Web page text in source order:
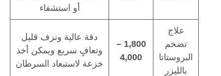
أو استشفاء
علاج
تضخم
البروستاتا
بالليزر
1,800 –
4,000
دقة عالية ونزف قليل
وتعافٍ سريع ويمكن أخذ
خزعة لاستبعاد السرطان